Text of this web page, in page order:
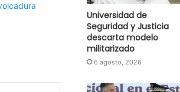
Universidad de
Seguridad y Justicia
descarta modelo
militarizado
6 agosto, 2026